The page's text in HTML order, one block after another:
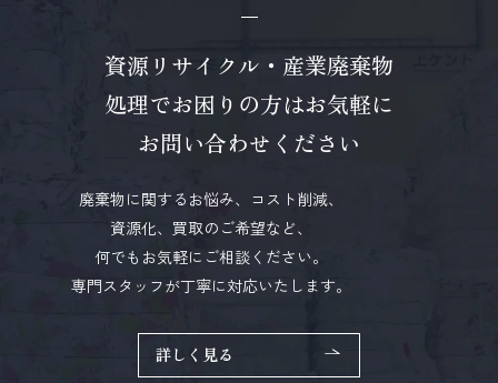
資源リサイクル・産業廃棄物
処理でお困りの方はお気軽に
お問い合わせください
廃棄物に関するお悩み、コスト削減、
資源化、買取のご希望など、
何でもお気軽にご相談ください。
専門スタッフが丁寧に対応いたします。
詳しく見る